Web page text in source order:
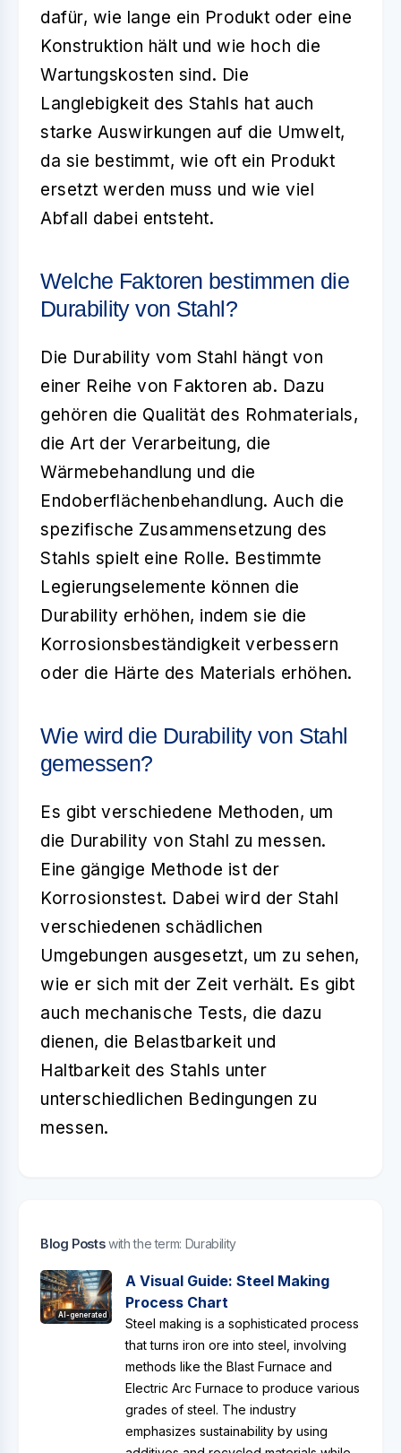
dafür, wie lange ein Produkt oder eine
Konstruktion hält und wie hoch die
Wartungskosten sind. Die
Langlebigkeit des Stahls hat auch
starke Auswirkungen auf die Umwelt,
da sie bestimmt, wie oft ein Produkt
ersetzt werden muss und wie viel
Abfall dabei entsteht.
Welche Faktoren bestimmen die
Durability von Stahl?
Die Durability vom Stahl hängt von
einer Reihe von Faktoren ab. Dazu
gehören die Qualität des Rohmaterials,
die Art der Verarbeitung, die
Wärmebehandlung und die
Endoberflächenbehandlung. Auch die
spezifische Zusammensetzung des
Stahls spielt eine Rolle. Bestimmte
Legierungselemente können die
Durability erhöhen, indem sie die
Korrosionsbeständigkeit verbessern
oder die Härte des Materials erhöhen.
Wie wird die Durability von Stahl
gemessen?
Es gibt verschiedene Methoden, um
die Durability von Stahl zu messen.
Eine gängige Methode ist der
Korrosionstest. Dabei wird der Stahl
verschiedenen schädlichen
Umgebungen ausgesetzt, um zu sehen,
wie er sich mit der Zeit verhält. Es gibt
auch mechanische Tests, die dazu
dienen, die Belastbarkeit und
Haltbarkeit des Stahls unter
unterschiedlichen Bedingungen zu
messen.
Blog Postswith the term: Durability
AI-generated
A Visual Guide: Steel Making
Process Chart
Steel making is a sophisticated process
that turns iron ore into steel, involving
methods like the Blast Furnace and
Electric Arc Furnace to produce various
grades of steel. The industry
emphasizes sustainability by using